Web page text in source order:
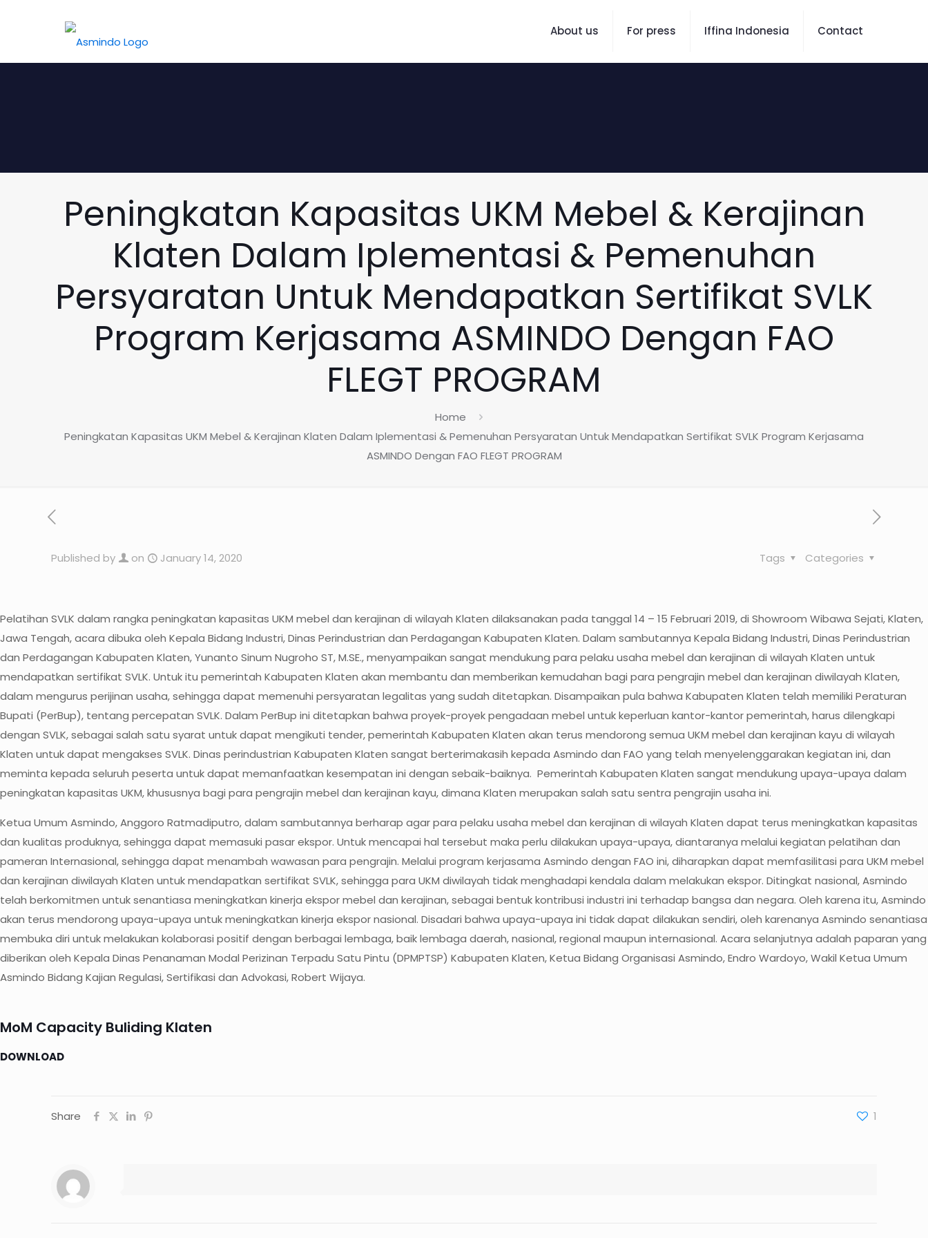
About us For press Iffina Indonesia Contact
Peningkatan Kapasitas UKM Mebel & Kerajinan
Klaten Dalam Iplementasi & Pemenuhan
Persyaratan Untuk Mendapatkan Sertifikat SVLK
Program Kerjasama ASMINDO Dengan FAO
FLEGT PROGRAM
Home
Peningkatan Kapasitas UKM Mebel & Kerajinan Klaten Dalam Iplementasi & Pemenuhan Persyaratan Untuk Mendapatkan Sertifikat SVLK Program Kerjasama
ASMINDO Dengan FAO FLEGT PROGRAM
Published by on January 14, 2020 Categories
Tags
Pelatihan SVLK dalam rangka peningkatan kapasitas UKM mebel dan kerajinan di wilayah Klaten dilaksanakan pada tanggal 14 – 15 Februari 2019, di Showroom Wibawa Sejati, Klaten,
Jawa Tengah, acara dibuka oleh Kepala Bidang Industri, Dinas Perindustrian dan Perdagangan Kabupaten Klaten. Dalam sambutannya Kepala Bidang Industri, Dinas Perindustrian
dan Perdagangan Kabupaten Klaten, Yunanto Sinum Nugroho ST, M.SE., menyampaikan sangat mendukung para pelaku usaha mebel dan kerajinan di wilayah Klaten untuk
mendapatkan sertifikat SVLK. Untuk itu pemerintah Kabupaten Klaten akan membantu dan memberikan kemudahan bagi para pengrajin mebel dan kerajinan diwilayah Klaten,
dalam mengurus perijinan usaha, sehingga dapat memenuhi persyaratan legalitas yang sudah ditetapkan. Disampaikan pula bahwa Kabupaten Klaten telah memiliki Peraturan
Bupati (PerBup), tentang percepatan SVLK. Dalam PerBup ini ditetapkan bahwa proyek-proyek pengadaan mebel untuk keperluan kantor-kantor pemerintah, harus dilengkapi
dengan SVLK, sebagai salah satu syarat untuk dapat mengikuti tender, pemerintah Kabupaten Klaten akan terus mendorong semua UKM mebel dan kerajinan kayu di wilayah
Klaten untuk dapat mengakses SVLK. Dinas perindustrian Kabupaten Klaten sangat berterimakasih kepada Asmindo dan FAO yang telah menyelenggarakan kegiatan ini, dan
meminta kepada seluruh peserta untuk dapat memanfaatkan kesempatan ini dengan sebaik-baiknya. Pemerintah Kabupaten Klaten sangat mendukung upaya-upaya dalam
peningkatan kapasitas UKM, khususnya bagi para pengrajin mebel dan kerajinan kayu, dimana Klaten merupakan salah satu sentra pengrajin usaha ini.
Ketua Umum Asmindo, Anggoro Ratmadiputro, dalam sambutannya berharap agar para pelaku usaha mebel dan kerajinan di wilayah Klaten dapat terus meningkatkan kapasitas
dan kualitas produknya, sehingga dapat memasuki pasar ekspor. Untuk mencapai hal tersebut maka perlu dilakukan upaya-upaya, diantaranya melalui kegiatan pelatihan dan
pameran Internasional, sehingga dapat menambah wawasan para pengrajin. Melalui program kerjasama Asmindo dengan FAO ini, diharapkan dapat memfasilitasi para UKM mebel
dan kerajinan diwilayah Klaten untuk mendapatkan sertifikat SVLK, sehingga para UKM diwilayah tidak menghadapi kendala dalam melakukan ekspor. Ditingkat nasional, Asmindo
telah berkomitmen untuk senantiasa meningkatkan kinerja ekspor mebel dan kerajinan, sebagai bentuk kontribusi industri ini terhadap bangsa dan negara. Oleh karena itu, Asmindo
akan terus mendorong upaya-upaya untuk meningkatkan kinerja ekspor nasional. Disadari bahwa upaya-upaya ini tidak dapat dilakukan sendiri, oleh karenanya Asmindo senantiasa
membuka diri untuk melakukan kolaborasi positif dengan berbagai lembaga, baik lembaga daerah, nasional, regional maupun internasional. Acara selanjutnya adalah paparan yang
diberikan oleh Kepala Dinas Penanaman Modal Perizinan Terpadu Satu Pintu (DPMPTSP) Kabupaten Klaten, Ketua Bidang Organisasi Asmindo, Endro Wardoyo, Wakil Ketua Umum
Asmindo Bidang Kajian Regulasi, Sertifikasi dan Advokasi, Robert Wijaya.
MoM Capacity Buliding Klaten
DOWNLOAD
Share 1